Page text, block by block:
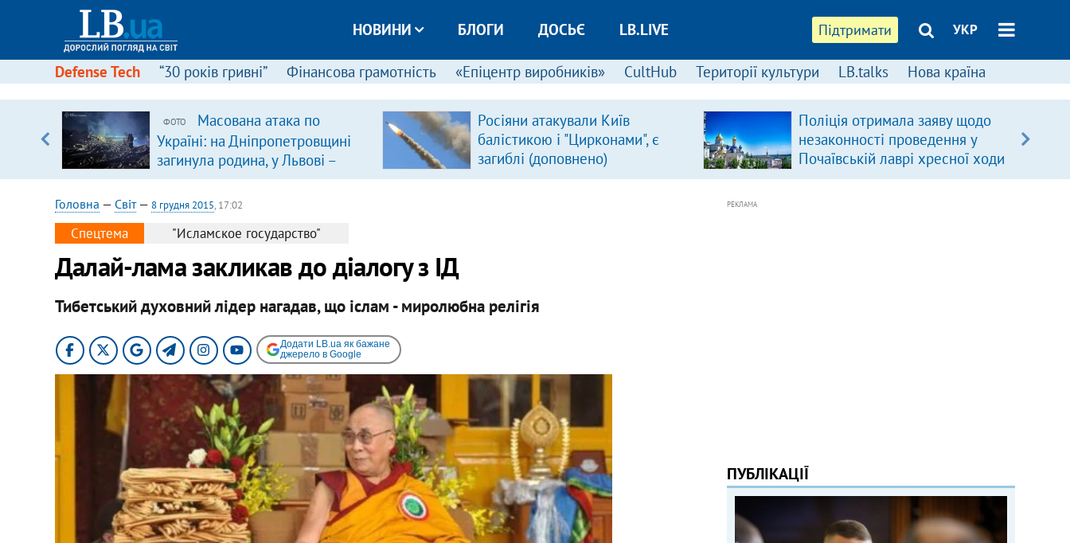
Підтримати УКР
НОВИНИ БЛОГИ ДОСЬЄ LB.LIVE
Defense Tech “30 років гривні” Фінансова грамотність «Епіцентр виробників» CultHub Території культури LB.talks Нова країна
ФОТО
Масована атака по
Україні: на Дніпропетровщині
загинула родина, у Львові –
удар по багатоповерхівках
(доповнюється)
Росіяни атакували Київ
балістикою і "Цирконами", є
загиблі (доповнено)
Поліція отримала заяву щодо
незаконності проведення у
Почаївській лаврі хресної ходи
Головна — Світ— 8 грудня 2015, 17:02
Спецтема "Исламское государство"
Далай-лама закликав до діалогу з ІД
Тибетський духовний лідер нагадав, що іслам - миролюбна релігія
Додати LB.ua як бажане
джерело в Google
РЕКЛАМА
ПУБЛІКАЦІЇ